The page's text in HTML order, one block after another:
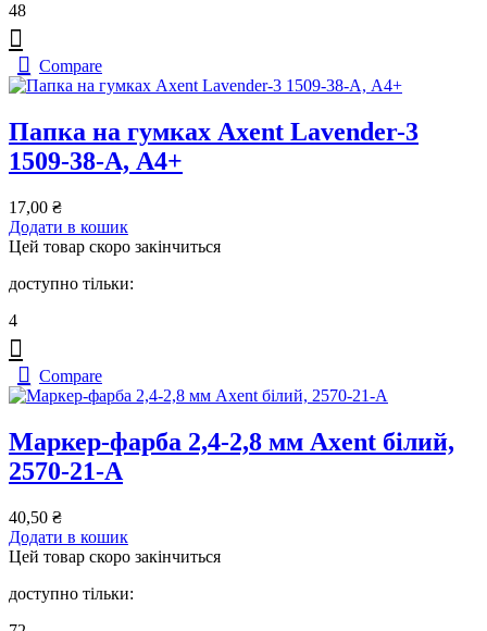
48
Compare
Папка на гумках Axent Lavender-3
1509-38-A, А4+
17,00 ₴
Додати в кошик
Цей товар скоро закінчиться
доступно тільки:
4
Compare
Маркер-фарба 2,4-2,8 мм Axent білий,
2570-21-A
40,50 ₴
Додати в кошик
Цей товар скоро закінчиться
доступно тільки: